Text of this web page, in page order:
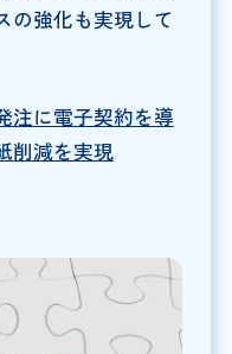
の強化も実現して
注に電子契約を導
削減を実現